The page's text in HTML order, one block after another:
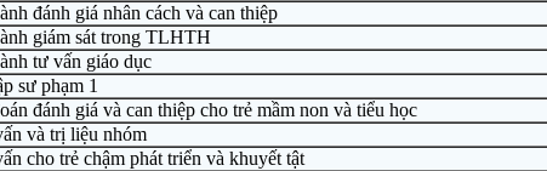
đánh giá nhân cách và can thiệp
giám sát trong TLHTH
tư vấn giáo dục
sư phạm 1
đánh giá và can thiệp cho trẻ mầm non và tiểu học
và trị liệu nhóm
cho trẻ chậm phát triển và khuyết tật